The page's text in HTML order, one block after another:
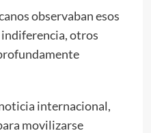
observaban esos
otros
internacional,
movilizarse